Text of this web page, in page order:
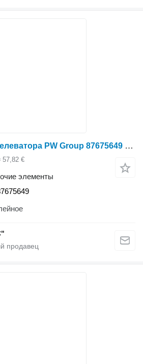
Супорт зернового елеватора PW Group 87675649 для зерноуборочного комбайна
57,82 €
элементы